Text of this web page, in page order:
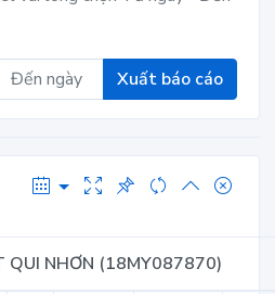
Xuất báo cáo
QUI NHƠN (18MY087870)